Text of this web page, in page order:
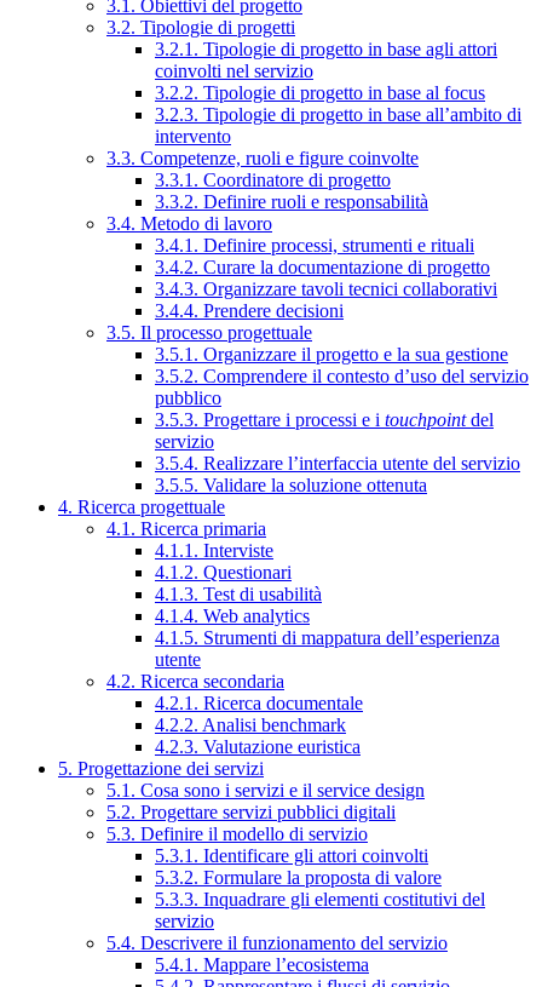
3.1. Obiettivi del progetto
3.2. Tipologie di progetti
3.2.1. Tipologie di progetto in base agli attori
coinvolti nel servizio
3.2.2. Tipologie di progetto in base al focus
3.2.3. Tipologie di progetto in base all’ambito di
intervento
3.3. Competenze, ruoli e figure coinvolte
3.3.1. Coordinatore di progetto
3.3.2. Definire ruoli e responsabilità
3.4. Metodo di lavoro
3.4.1. Definire processi, strumenti e rituali
3.4.2. Curare la documentazione di progetto
3.4.3. Organizzare tavoli tecnici collaborativi
3.4.4. Prendere decisioni
3.5. Il processo progettuale
3.5.1. Organizzare il progetto e la sua gestione
3.5.2. Comprendere il contesto d’uso del servizio
pubblico
3.5.3. Progettare i processi e i touchpointdel
servizio
3.5.4. Realizzare l’interfaccia utente del servizio
3.5.5. Validare la soluzione ottenuta
4. Ricerca progettuale
4.1. Ricerca primaria
4.1.1. Interviste
4.1.2. Questionari
4.1.3. Test di usabilità
4.1.4. Web analytics
4.1.5. Strumenti di mappatura dell’esperienza
utente
4.2. Ricerca secondaria
4.2.1. Ricerca documentale
4.2.2. Analisi benchmark
4.2.3. Valutazione euristica
5. Progettazione dei servizi
5.1. Cosa sono i servizi e il service design
5.2. Progettare servizi pubblici digitali
5.3. Definire il modello di servizio
5.3.1. Identificare gli attori coinvolti
5.3.2. Formulare la proposta di valore
5.3.3. Inquadrare gli elementi costitutivi del
servizio
5.4. Descrivere il funzionamento del servizio
5.4.1. Mappare l’ecosistema